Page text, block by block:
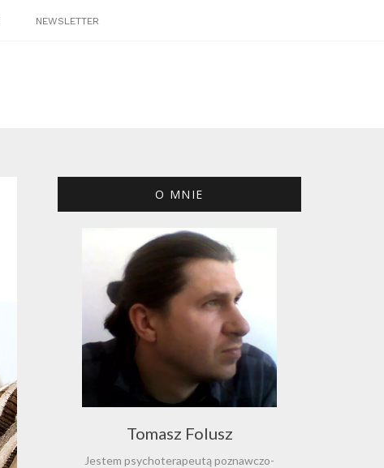
NEWSLETTER
O MNIE
Tomasz Folusz
Jestem psychoterapeutą poznawczo-